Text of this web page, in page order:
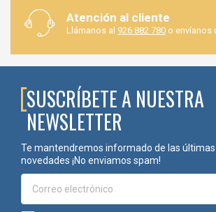
06059009
06059010
Atención al cliente
Llámanos al 926 882 780 o envíanos
SUSCRÍBETE A NUESTRA
NEWSLETTER
Te mantendremos informado de las
novedades ¡No enviamos spam!